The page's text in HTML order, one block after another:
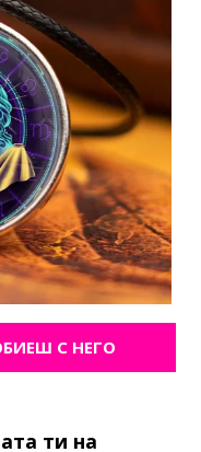
С НЕГО
ти на